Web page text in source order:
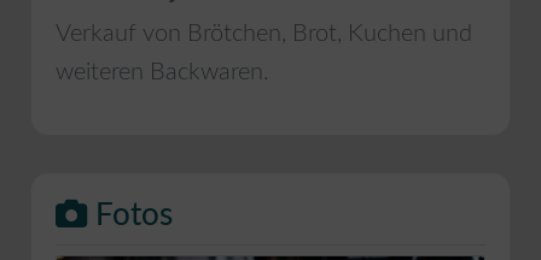
Verkauf von Brötchen, Brot, Kuchen und
weiteren Backwaren.
Fotos